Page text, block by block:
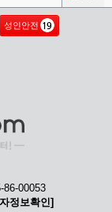
성인안전
00053
정보확인]